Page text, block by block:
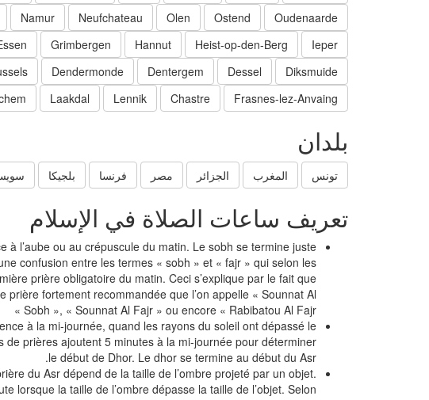
Oudenaarde
Ostend
Olen
Neufchateau
Namur
Ieper
Heist-op-den-Berg
Hannut
Grimbergen
Diksmuide
Dessel
Dentergem
Dendermonde
Frasnes-lez-Anvaing
Chastre
Lennik
Laakdal
بلدان
تونس المغرب الجزائر مصر فرنسا بلجيكا
تعريف ساعات الصلاة في الإسلام
à l’aube ou au crépuscule du matin. Le sobh se termine juste
confusion entre les termes « sobh » et « fajr » qui selon les
prière obligatoire du matin. Ceci s’explique par le fait que
prière fortement recommandée que l’on appelle « Sounnat Al
Sobh », « Sounnat Al Fajr » ou encore « Rabibatou Al Fajr »
à la mi-journée, quand les rayons du soleil ont dépassé le
prières ajoutent 5 minutes à la mi-journée pour déterminer
le début de Dhor. Le dhor se termine au début du Asr.
du Asr dépend de la taille de l’ombre projeté par un objet.
lorsque la taille de l’ombre dépasse la taille de l’objet. Selon